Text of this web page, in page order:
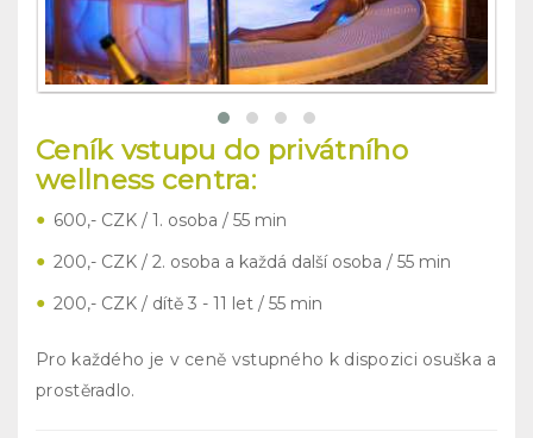
Ceník vstupu do privátního
wellness centra:
600,- CZK / 1. osoba / 55 min
200,- CZK / 2. osoba a každá další osoba / 55 min
200,- CZK / dítě 3 - 11 let / 55 min
Pro každého je v ceně vstupného k dispozici osuška a
prostěradlo.